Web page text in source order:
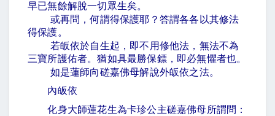
早已無餘解脫一切眾生矣。
或再問，何謂得保護耶？答謂各各以其修法
得保護。
若皈依於自生起，即不用修他法，無法不為
三寶所護佑者。猶如具最勝保鏢，即必無懼者也。
如是蓮師向磋嘉佛母解說外皈依之法。
內皈依
化身大師蓮花生為卡珍公主磋嘉佛母所謂問：